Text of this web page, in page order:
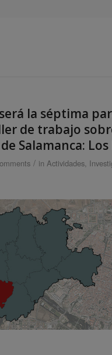
la séptima
de trabajo
Salamanca: Los
/ in Actividades,